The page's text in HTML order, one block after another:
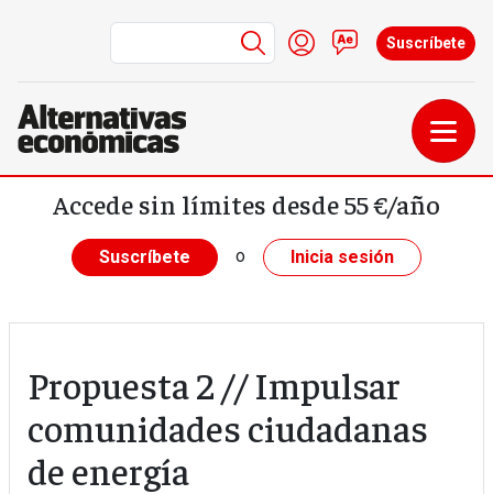
Pasar al contenido principal
Menú de cuenta de
Iniciar sesión
Contacto
Suscríbete
Accede sin límites desde 55 €/año
Suscríbete o Inicia sesión
Propuesta 2 // Impulsar
comunidades ciudadanas
de energía